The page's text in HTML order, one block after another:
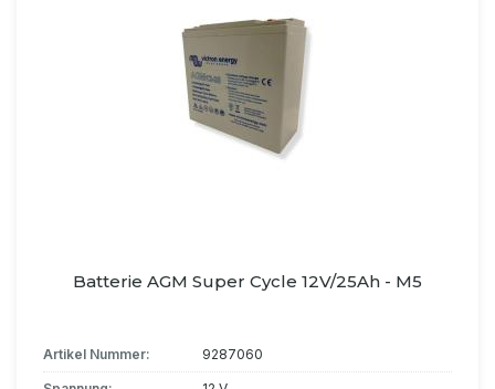
Batterie AGM Super Cycle 12V/25Ah - M5
Artikel Nummer: 9287060